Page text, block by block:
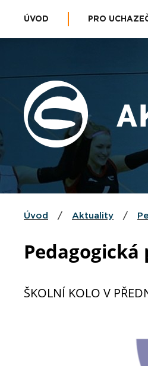
ÚVOD PRO
Úvod / Aktuality /
Pedagogická
ŠKOLNÍ KOLO V